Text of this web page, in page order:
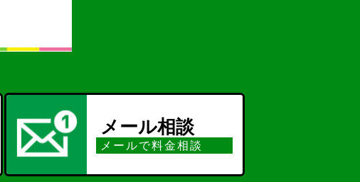
メール相談
メールで料金相談